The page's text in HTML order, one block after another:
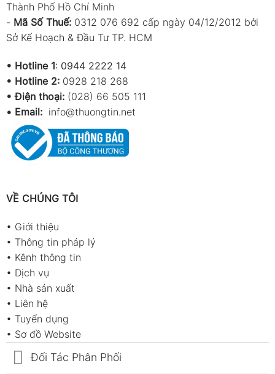
Thành Phố Hồ Chí Minh
- Mã Số Thuế: 0312 076 692 cấp ngày 04/12/2012 bởi
Sở Kế Hoạch & Đầu Tư TP. HCM
• Hotline 1: 0944 2222 14
• Hotline 2: 0928 218 268
• Điện thoại: (028) 66 505 111
• Email: info@thuongtin.net
VỀ CHÚNG TÔI
• Giới thiệu
• Thông tin pháp lý
• Kênh thông tin
• Dịch vụ
• Nhà sản xuất
• Liên hệ
• Tuyển dụng
• Sơ đồ Website
Đối Tác Phân Phối